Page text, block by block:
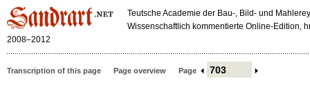
Teutsche Academie der Bau-, Bild- und
Wissenschaftlich kommentierte Online-Edition,
2008–2012
Transcription of this page Page overview Page